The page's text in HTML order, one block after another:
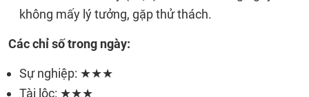
không mấy lý tưởng, gặp thử thách.
Các chỉ số trong ngày:
Sự nghiệp: ★★★
Tài lộc: ★★★